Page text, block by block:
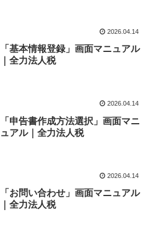
2026.04.14
「基本情報登録」画面マニュアル
｜全力法人税
2026.04.14
「申告書作成方法選択」画面マニ
ュアル｜全力法人税
2026.04.14
「お問い合わせ」画面マニュアル
｜全力法人税